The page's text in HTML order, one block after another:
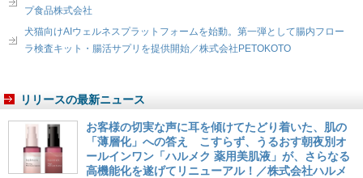
プ食品株式会社
犬猫向けAIウェルネスプラットフォームを始動。第一弾として腸内フロー
ラ検査キット・腸活サプリを提供開始／株式会社PETOKOTO
リリースの最新ニュース
お客様の切実な声に耳を傾けてたどり着いた、肌の
「薄層化」への答え こすらず、うるおす朝夜別オ
ールインワン「ハルメク 薬用美肌液」が、さらなる
高機能化を遂げてリニューアル！／株式会社ハルメ